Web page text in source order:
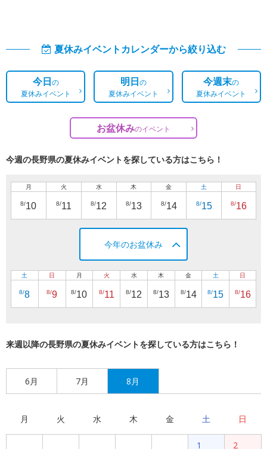
夏休みイベントカレンダーから絞り込む
今日の
夏休みイベント
明日の
夏休みイベント
今週末の
夏休みイベント
お盆休みのイベント
今週の長野県の夏休みイベントを探している方はこちら！
月
8/10
火
8/11
水
8/12
木
8/13
金
8/14
土
8/15
日
8/16
今年のお盆休み
土
8/8
日
8/9
月
8/10
火
8/11
水
8/12
木
8/13
金
8/14
土
8/15
日
8/16
来週以降の長野県の夏休みイベントを探している方はこちら！
6月 7月 8月
月 火 水 木 金 土 日
1 2